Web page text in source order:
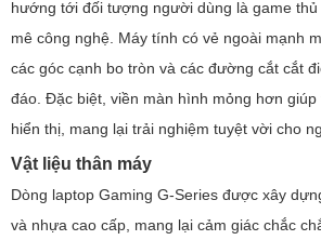
hướng tới đối tượng người dùng là game
mê công nghệ. Máy tính có vẻ ngoài mạnh
các góc cạnh bo tròn và các đường cắt cắt
đáo. Đặc biệt, viền màn hình mỏng hơn
hiển thị, mang lại trải nghiệm tuyệt vời cho
Vật liệu thân máy
Dòng laptop Gaming G-Series được xây
và nhựa cao cấp, mang lại cảm giác chắc